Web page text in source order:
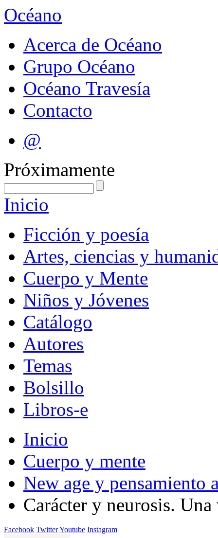
Océano
Acerca de Océano
Grupo Océano
Océano Travesía
Contacto
@
Próximamente
Inicio
Ficción y poesía
Artes, ciencias y
Cuerpo y Mente
Niños y Jóvenes
Catálogo
Autores
Temas
Bolsillo
Libros-e
Inicio
Cuerpo y mente
New age y pensamiento
Carácter y neurosis.
Facebook TwitterYoutube Instagram